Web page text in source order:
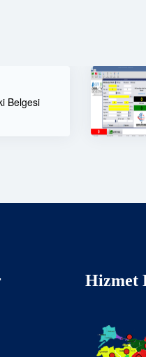
Danışmanlık
Hizmet